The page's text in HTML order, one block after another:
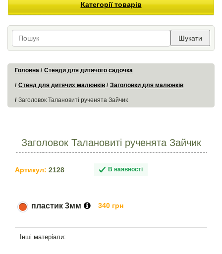
Категорії товарів
Шукати
Головна Стенди для дитячого садочка
Стенд для дитячих малюнків Заголовки для малюнків
Заголовок Талановиті рученята Зайчик
Заголовок Талановиті рученята Зайчик
Артикул: 2128 В наявності
пластик 3мм 340 грн